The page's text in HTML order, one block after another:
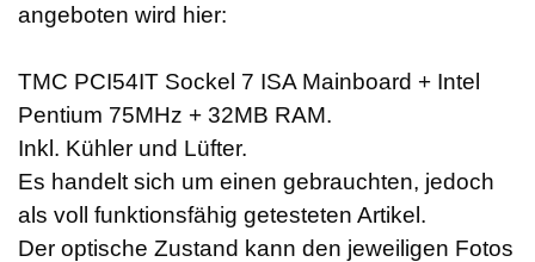
angeboten wird hier:
TMC PCI54IT Sockel 7 ISA Mainboard + Intel
Pentium 75MHz + 32MB RAM.
Inkl. Kühler und Lüfter.
Es handelt sich um einen gebrauchten, jedoch
als voll funktionsfähig getesteten Artikel.
Der optische Zustand kann den jeweiligen Fotos